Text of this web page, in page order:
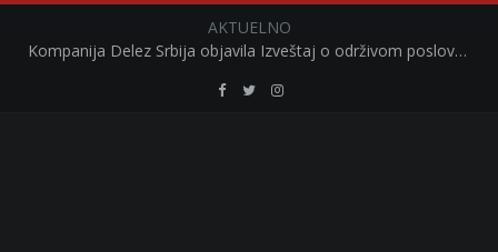
AKTUELNO
Kompanija Delez Srbija objavila Izveštaj o održivom poslovanju za 2025. godinu Briga o zajednici kroz program „Hrana za sve“ i edukaciju učenika
RetailRetailRetail